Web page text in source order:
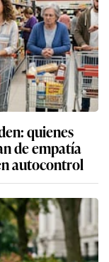
quienes
de empatía
autocontrol